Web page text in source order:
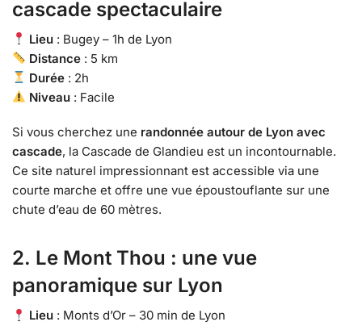
cascade spectaculaire
Lieu : Bugey – 1h de Lyon
Distance : 5 km
Durée : 2h
Niveau : Facile
Si vous cherchez une randonnée autour de Lyon avec
cascade, la Cascade de Glandieu est un incontournable.
Ce site naturel impressionnant est accessible via une
courte marche et offre une vue époustouflante sur une
chute d’eau de 60 mètres.
2. Le Mont Thou : une vue
panoramique sur Lyon
Lieu : Monts d’Or – 30 min de Lyon